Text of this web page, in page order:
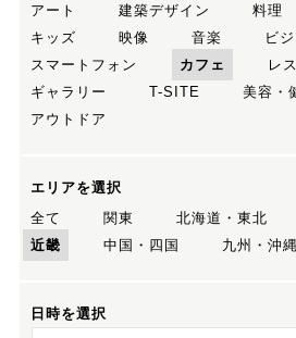
アート
建築デザイン 料理
キッズ
映像 音楽
ビ
スマートフォン
カフェ レ
ギャラリー
T-SITE 美容・
アウトドア
エリアを選択
全て
関東 北海道・東北
近畿
中国・四国 九州・沖縄
日時を選択